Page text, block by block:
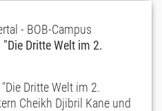
- BOB-Campus
Dritte Welt im 2.
Dritte Welt im 2.
Cheikh Djibril Kane und